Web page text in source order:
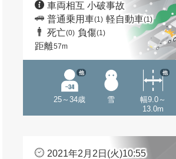
車両相互 小破事故
普通乗用車(1) 軽自動車(1)
死亡(0) 負傷(1)
距離57m
25～34歳
他
雪
幅9.0～
13.0m
他
2021年2月2日(火)10:55